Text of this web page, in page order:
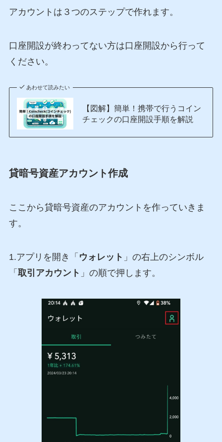
アカウントは３つのステップで作れます。
口座開設が終わってない方は口座開設から行って
ください。
あわせて読みたい
【図解】簡単！携帯で行うコイン
チェックの口座開設手順を解説
貸暗号資産アカウント作成
ここから貸暗号資産のアカウントを作っていきま
す。
1.アプリを開き「 ウォレット 」の右上のシンボル
「 取引アカウント 」の順で押します。